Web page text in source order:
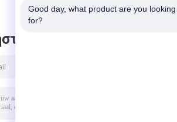
μήνυμα
Good day, what product are you looking
for?